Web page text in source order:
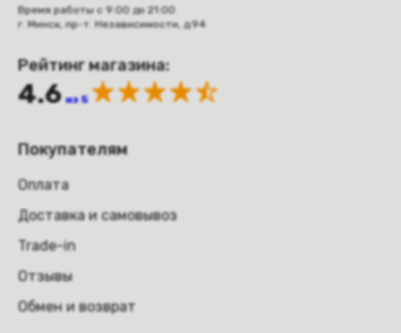
Время работы с 9:00 до 21:00
г. Минск, пр-т. Независимости, д.94
Рейтинг магазина:
4.6 из 5
Покупателям
Оплата
Доставка и самовывоз
Trade-in
Отзывы
Обмен и возврат